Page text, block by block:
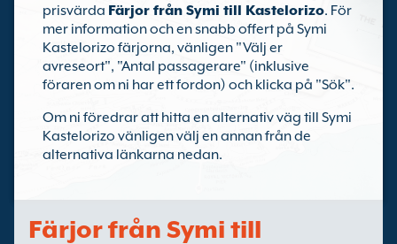
prisvärda Färjor från Symi till Kastelorizo. För
mer information och en snabb offert på Symi
Kastelorizo färjorna, vänligen "Välj er
avreseort", "Antal passagerare" (inklusive
föraren om ni har ett fordon) och klicka på "Sök".
Om ni föredrar att hitta en alternativ väg till Symi
Kastelorizo vänligen välj en annan från de
alternativa länkarna nedan.
Färjor från Symi till